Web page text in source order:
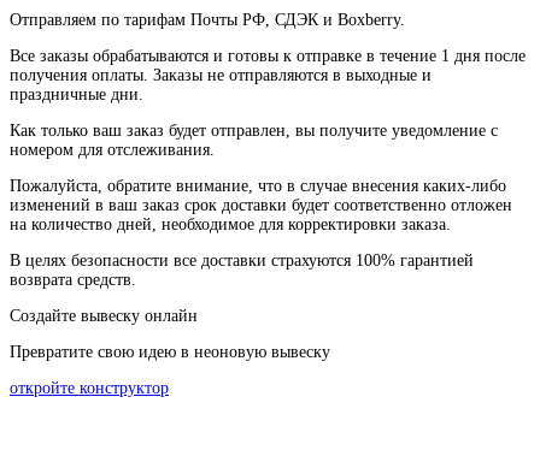
Отправляем по тарифам Почты РФ, СДЭК и Boxberry.
Все заказы обрабатываются и готовы к отправке в течение 1 дня после
получения оплаты Заказы не отправляются в выходные и
праздничные дни
Как только ваш заказ будет отправлен вы получите уведомление с
номером для отслеживания
Пожалуйста , обратите внимание что в случае внесения каких-либо
изменений в ваш заказ срок доставки будет соответственно отложен
на количество дней необходимое для корректировки заказа
В целях безопасности все доставки страхуются 100% гарантией
возврата средств.
Создайте вывеску онлайн
Превратите свою идею в неоновую вывеску
откройте конструктор